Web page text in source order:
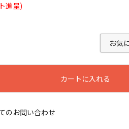
進呈)
お気
カートに入れる
のお問い合わせ